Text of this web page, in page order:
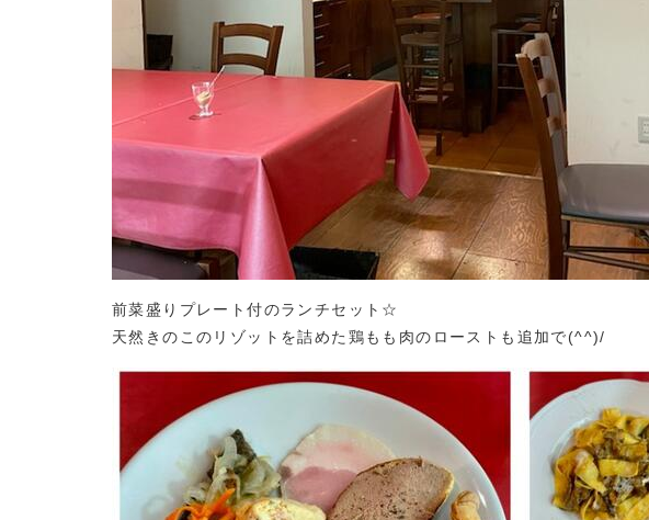
前菜盛りプレート付のランチセット☆
天然きのこのリゾットを詰めた鶏もも肉のローストも追加で(^^)/